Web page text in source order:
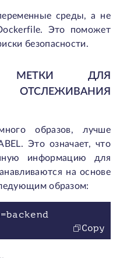
среды, а не
Это поможет
безопасности.
МЕТКИ ДЛЯ
ОТСЛЕЖИВАНИЯ
образов, лучше
Это означает, что
информацию для
на основе
образом:
Copy